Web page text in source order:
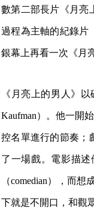
數第二部長片《月亮
過程為主軸的紀錄片
銀幕上再看一次《月
《月亮上的男人》
Kaufman）。他一開
控名單進行的節奏；
了一場戲。電影描
（comedian），而
下就是不開口，和觀